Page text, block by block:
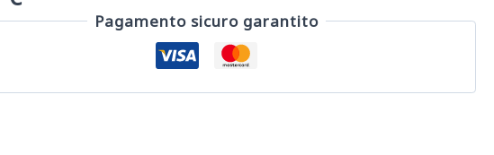
Pagamento sicuro garantito